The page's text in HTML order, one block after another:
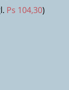
Ps 104,30)